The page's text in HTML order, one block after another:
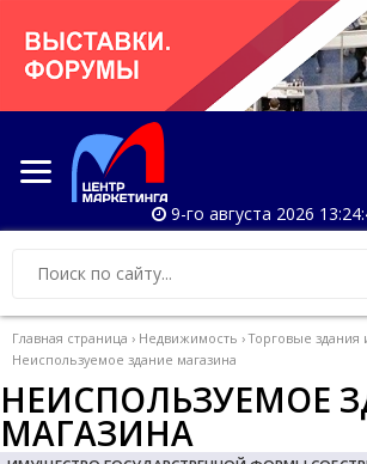
9-го августа 2026
Главная страница › Недвижимость › Торговые
Неиспользуемое здание магазина
НЕИСПОЛЬЗУЕМОЕ
МАГАЗИНА